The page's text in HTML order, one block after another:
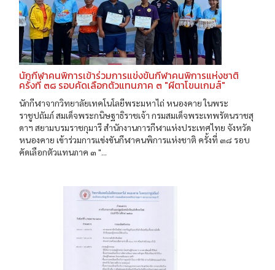
นักกีฬาคนพิการเข้าร่วมการแข่งขันกีฬาคนพิการแห่งชาติ
ครั้งที่ ๓๘ รอบคัดเลือกตัวแทนภาค ๓ "ผีตาโขนเกมส์"
นักกีฬาจากวิทยาลัยเทคโนโลยีพระมหาไถ่ หนองคาย ในพระ
ราชูปถัมภ์ สมเด็จพระกนิษฐาธิราชเจ้า กรมสมเด็จพระเทพรัตนราชสุ
ดาฯ สยามบรมราชกุมารี สำนักงานการกีฬาแห่งประเทศไทย จังหวัด
หนองคาย เข้าร่วมการแข่งขันกีฬาคนพิการแห่งชาติ ครั้งที่ ๓๘ รอบ
คัดเลือกตัวแทนภาค ๓ "...